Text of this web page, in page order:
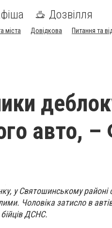
Дозвілля
міста Довідкова Питання та
авто,
у Святошинському районі
Чоловіка затисло в
ДСНС.